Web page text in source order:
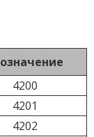
4200
4201
4202